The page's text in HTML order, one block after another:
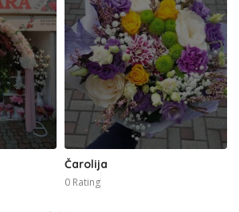
Čarolija
0 Rating